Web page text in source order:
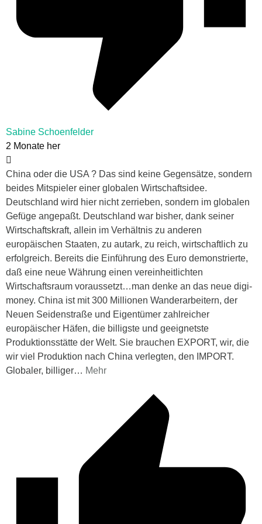
Sabine Schoenfelder
2 Monate her
China oder die USA ? Das sind keine Gegensätze, sondern
beides Mitspieler einer globalen Wirtschaftsidee.
Deutschland wird hier nicht zerrieben, sondern im globalen
Gefüge angepaßt. Deutschland war bisher, dank seiner
Wirtschaftskraft, allein im Verhältnis zu anderen
europäischen Staaten, zu autark, zu reich, wirtschaftlich zu
erfolgreich. Bereits die Einführung des Euro demonstrierte,
daß eine neue Währung einen vereinheitlichten
Wirtschaftsraum voraussetzt…man denke an das neue digi-
money. China ist mit 300 Millionen Wanderarbeitern, der
Neuen Seidenstraße und Eigentümer zahlreicher
europäischer Häfen, die billigste und geeignetste
Produktionsstätte der Welt. Sie brauchen EXPORT, wir, die
wir viel Produktion nach China verlegten, den IMPORT.
Globaler, billiger… Mehr